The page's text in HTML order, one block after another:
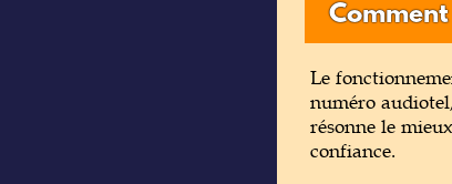
Le
numéro
résonne le
confiance.